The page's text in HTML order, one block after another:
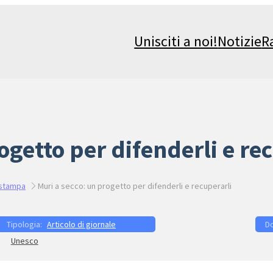
Unisciti a noi!Notizie
per difenderli e
Muri a secco: un progetto per difenderli e recuperarli
Articolo di giornale
Unesco